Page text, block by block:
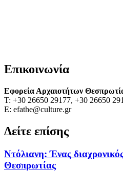
Επικοινωνία
Εφορεία Αρχαιοτήτων
Τ: +30 26650 29177, +30 26650
Ε: efathe@culture.gr
Δείτε επίσης
Ντόλιανη: Ένας
Θεσπρωτίας